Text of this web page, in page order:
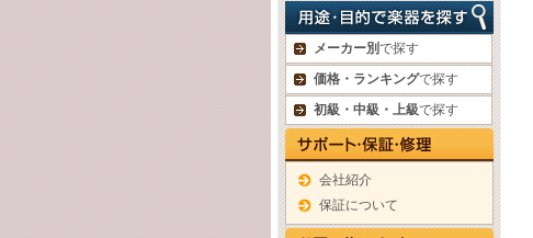
メーカー別で探す
価格・ランキングで探す
初級・中級・上級で探す
会社紹介
保証について